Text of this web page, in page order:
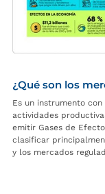
¿Qué son los
Es un instrumento
actividades
emitir Gases de
clasificar
y los mercados